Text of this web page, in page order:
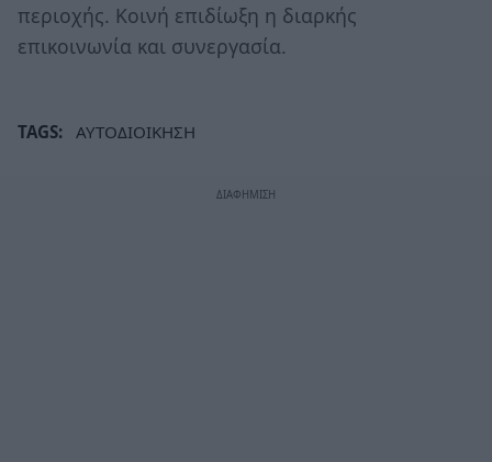
περιοχής. Κοινή επιδίωξη η διαρκής
επικοινωνία και συνεργασία.
TAGS: ΑΥΤΟΔΙΟΙΚΗΣΗ